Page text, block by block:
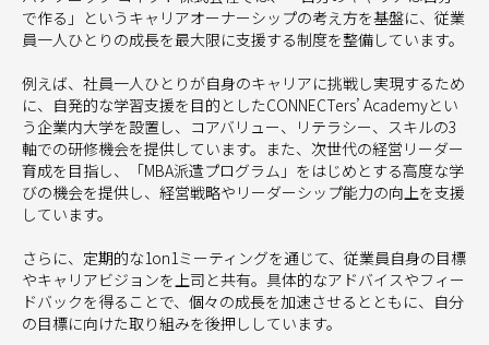
で作る」というキャリアオーナーシップの考え方を基盤に、従業
員一人ひとりの成長を最大限に支援する制度を整備しています。
例えば、社員一人ひとりが自身のキャリアに挑戦し実現するため
に、自発的な学習支援を目的としたCONNECTers’ Academyとい
う企業内大学を設置し、コアバリュー、リテラシー、スキルの3
軸での研修機会を提供しています。また、次世代の経営リーダー
育成を目指し、「MBA派遣プログラム」をはじめとする高度な学
びの機会を提供し、経営戦略やリーダーシップ能力の向上を支援
しています。
さらに、定期的な1on1ミーティングを通じて、従業員自身の目標
やキャリアビジョンを上司と共有。具体的なアドバイスやフィー
ドバックを得ることで、個々の成長を加速させるとともに、自分
の目標に向けた取り組みを後押ししています。